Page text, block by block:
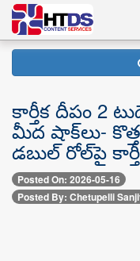
కార్తీక దీపం 2
మీద షాక్‌లు-
డబుల్ రోల్‌పై
Posted On: 2026-05-16
Posted By: Chetupelli